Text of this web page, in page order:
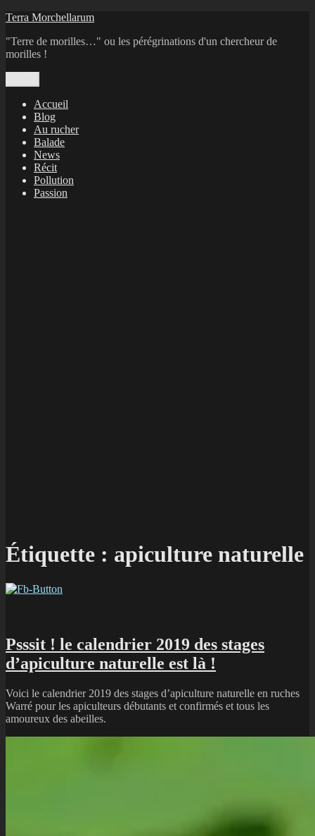
Aller
contenu
Terra Morchellarum
"Terre de morilles…" ou les pérégrinations d'un chercheur de
morilles !
Accueil
Blog
Au rucher
Balade
News
Récit
Pollution
Passion
Étiquette : apiculture naturelle
Psssit ! le calendrier 2019 des stages
d’apiculture naturelle est là !
Voici le calendrier 2019 des stages d’apiculture naturelle en ruches
Warré pour les apiculteurs débutants et confirmés et tous les
amoureux des abeilles.